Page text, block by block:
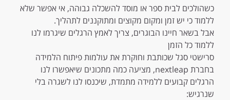
כשהולכים לבית ספר או מוסד להשכלה גבוהה, אי אפשר שלא
ללמוד כי יש זמן ומקום מקוצים ומתוקננים לתהליך.
אבל בשאר חיינו הבוגרים, צריך לאמץ הרגלים שיגרמו לנו
ללמוד כל הזמן
סרישטי סגל שכותבת וחוקרת את עולמות פיתוח הלמידה
בחברת nextleap, מציעה כמה מתכונים שיאפשרו לנו
הרגלים קבועים ללמידה מתמדת, שיכנסו לנו לשגרה בלי
שנרגיש: